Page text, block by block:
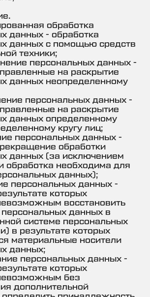
обработка
данных - обработка
данных с помощью средств
техники;
персональных данных -
на раскрытие
данных неопределенному
персональных данных -
на раскрытие
данных определенному
кругу лиц;
персональных данных -
обработки
данных (за исключением
обработка необходима для
данных);
персональных данных -
которых
восстановить
данных в
системе персональных
в результате которых
материальные носители
данных;
персональных данных -
которых
без
дополнительной